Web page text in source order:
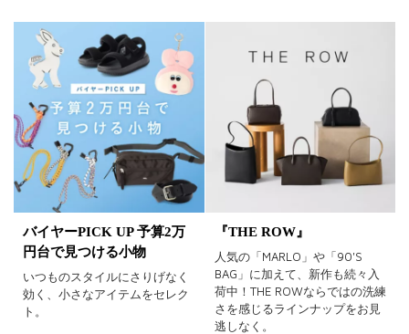
バイヤーPICK UP 予算2万
円台で見つける小物
いつものスタイルにさりげなく
効く、小さなアイテムをセレク
ト。
『THE ROW』
人気の「MARLO」や「90'S
BAG」に加えて、新作も続々入
荷中！THE ROWならではの洗練
さを感じるラインナップをお見
逃しなく。